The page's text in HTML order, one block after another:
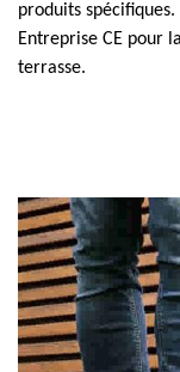
produits
Entreprise CE pour
terrasse.